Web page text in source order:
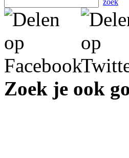
zoek
Zoek je ook